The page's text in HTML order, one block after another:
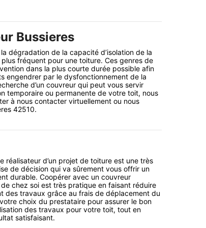
Bussieres
dégradation de la capacité d’isolation de la
fréquent pour une toiture. Ces genres de
dans la plus courte durée possible afin
engendrer par le dysfonctionnement de la
d’un couvreur qui peut vous servir
temporaire ou permanente de votre toit, nous
à nous contacter virtuellement ou nous
42510.
réalisateur d’un projet de toiture est une très
de décision qui va sûrement vous offrir un
durable. Coopérer avec un couvreur
chez soi est très pratique en faisant réduire
des travaux grâce au frais de déplacement du
choix du prestataire pour assurer le bon
des travaux pour votre toit, tout en
satisfaisant.